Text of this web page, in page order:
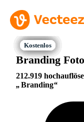
Branding
212.919
Branding